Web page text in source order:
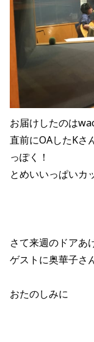
お届けしたのは
直前にOAしたKさ
っぽく！
とめいいっぱいカ
さて来週のドアあ
ゲストに奥華子さ
おたのしみに